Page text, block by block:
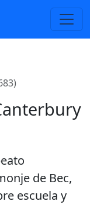
de Bec,
escuela y